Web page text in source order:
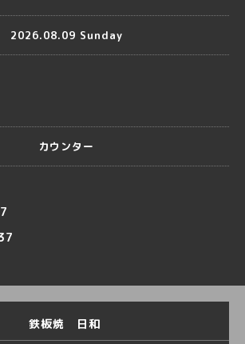
2026.08.09 Sunday
カウンター
鉄板焼 日和